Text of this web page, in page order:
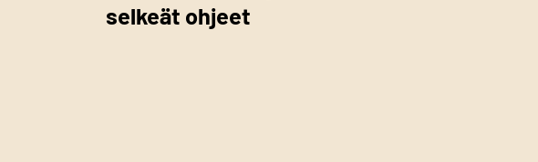
selkeät ohjeet